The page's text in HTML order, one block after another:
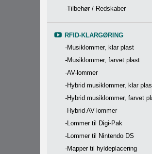
-Tilbehør / Redskaber
RFID-KLARGØRING
-Musiklommer, klar plast
-Musiklommer, farvet plast
-AV-lommer
-Hybrid musiklommer, klar
-Hybrid musiklommer, farvet
-Hybrid AV-lommer
-Lommer til Digi-Pak
-Lommer til Nintendo DS
-Mapper til hyldeplacering